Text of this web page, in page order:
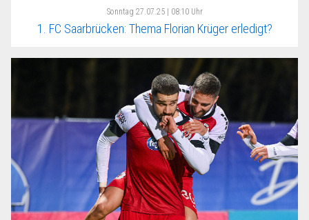
Sonntag 27.07.25 | 08:10 Uhr
1. FC Saarbrücken: Thema Florian Krüger erledigt?